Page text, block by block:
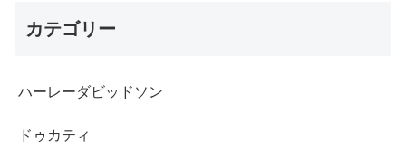
カテゴリー
ハーレーダビッドソン
ドゥカティ